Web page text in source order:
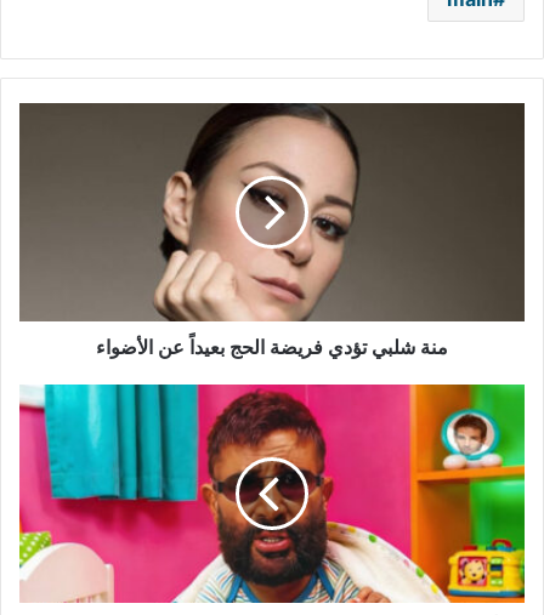
منة شلبي تؤدي فريضة الحج بعيداً عن الأضواء
أحمد
سعد
يفاجئ
الجمهور
ببوستر
متوقع
لألبومه
الجديد